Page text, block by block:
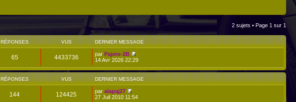
2 sujets • Page 1 sur 1
RÉPONSES VUS DERNIER MESSAGE
65 4433736 parPajero-2B
14 Avr 2026 22:29
RÉPONSES VUS DERNIER MESSAGE
144 124425 paralapaj27
27 Juil 2010 11:54